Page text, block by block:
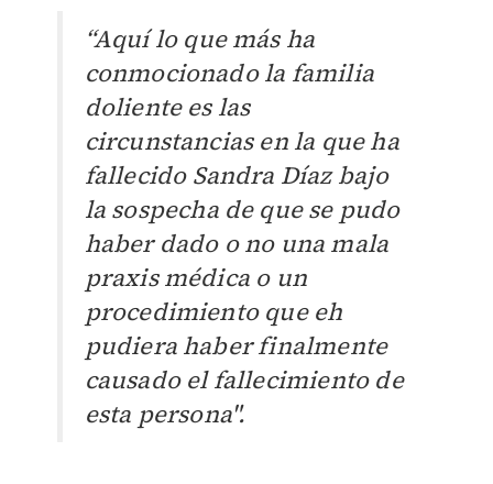
“Aquí lo que más ha
conmocionado la familia
doliente es las
circunstancias en la que ha
fallecido Sandra Díaz bajo
la sospecha de que se pudo
haber dado o no una mala
praxis médica o un
procedimiento que eh
pudiera haber finalmente
causado el fallecimiento de
esta persona".